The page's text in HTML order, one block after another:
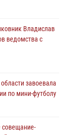
Владислав
ведомства с
завоевала
по мини-футболу
совещание-